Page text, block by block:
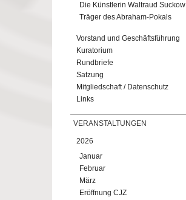
Die Künstlerin Waltraud Suckow
Träger des Abraham-Pokals
Vorstand und Geschäftsführung
Kuratorium
Rundbriefe
Satzung
Mitgliedschaft / Datenschutz
Links
VERANSTALTUNGEN
2026
Januar
Februar
März
Eröffnung CJZ